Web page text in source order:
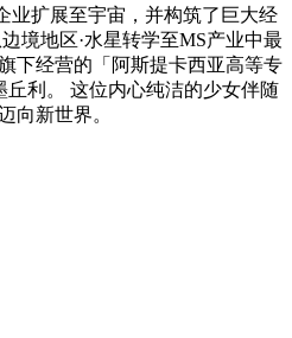
扩展至宇宙，并构筑了巨大经
境地区·水星转学至MS产业中最
下经营的「阿斯提卡西亚高等专
丘利。 这位内心纯洁的少女伴随
向新世界。